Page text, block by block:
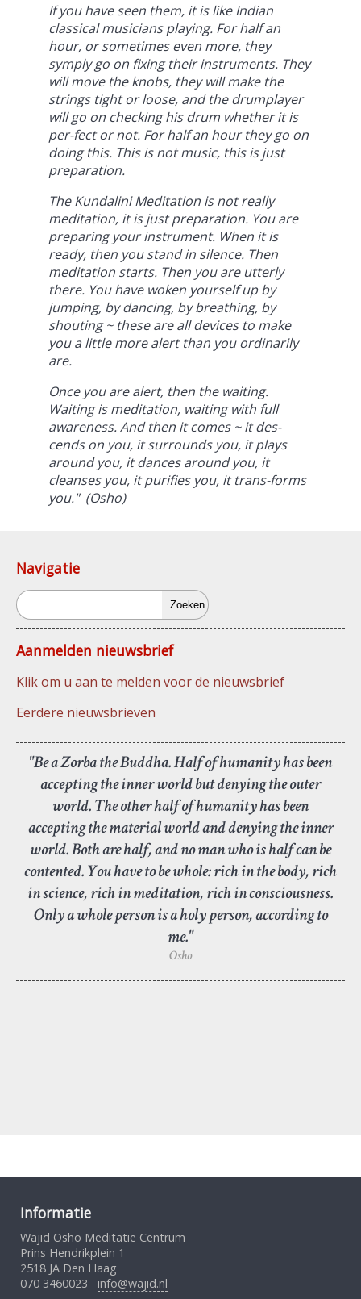
If you have seen them, it is like Indian
classical musicians playing. For half an
hour, or sometimes even more, they
symply go on fixing their instruments. They
will move the knobs, they will make the
strings tight or loose, and the drumplayer
will go on checking his drum whether it is
per-fect or not. For half an hour they go on
doing this. This is not music, this is just
preparation.
The Kundalini Meditation is not really
meditation, it is just preparation. You are
preparing your instrument. When it is
ready, then you stand in silence. Then
meditation starts. Then you are utterly
there. You have woken yourself up by
jumping, by dancing, by breathing, by
shouting ~ these are all devices to make
you a little more alert than you ordinarily
are.
Once you are alert, then the waiting.
Waiting is meditation, waiting with full
awareness. And then it comes ~ it des-
cends on you, it surrounds you, it plays
around you, it dances around you, it
cleanses you, it purifies you, it trans-forms
you." (Osho)
Navigatie
Zoeken
Aanmelden nieuwsbrief
Klik om u aan te melden voor de nieuwsbrief
Eerdere nieuwsbrieven
"Be a Zorba the Buddha. Half of humanity has been
accepting the inner world but denying the outer
world. The other half of humanity has been
accepting the material world and denying the inner
world. Both are half, and no man who is half can be
contented. You have to be whole: rich in the body, rich
in science, rich in meditation, rich in consciousness.
Only a whole person is a holy person, according to
me."
Osho
Informatie
Wajid Osho Meditatie Centrum
Prins Hendrikplein 1
2518 JA Den Haag
070 3460023 info@wajid.nl